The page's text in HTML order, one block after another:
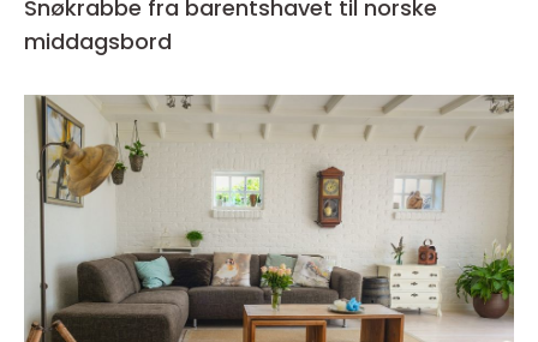
Snøkrabbe fra barentshavet til norske
middagsbord